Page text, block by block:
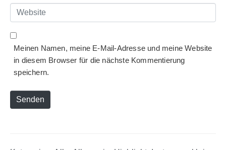
*Website
Meinen Namen, meine E-Mail-Adresse und meine Website
in diesem Browser für die nächste Kommentierung
speichern.
Senden